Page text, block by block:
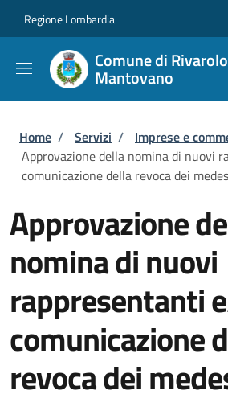
Regione Lombardia
Comune di Rivarolo
Mantovano
Briciole di pane
Home / Servizi / Imprese e
Approvazione della nomina di nuovi
comunicazione della revoca dei
Approvazione
nomina di nuovi
rappresentanti
comunicazione
revoca dei